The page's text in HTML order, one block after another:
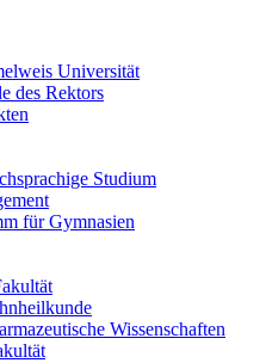
Universität
des Rektors
Studium
für Gymnasien
Wissenschaften